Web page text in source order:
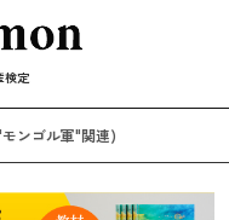
ンナビ
検定
ンゴル軍"関連)